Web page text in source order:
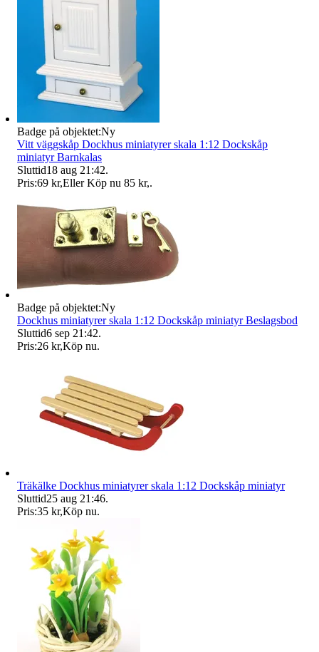
Badge på objektet:Ny
Vitt väggskåp Dockhus miniatyrer skala 1:12 Dockskåp
miniatyr Barnkalas
Sluttid18 aug 21:42.
Pris:69 kr,Eller Köp nu 85 kr,.
Badge på objektet:Ny
Dockhus miniatyrer skala 1:12 Dockskåp miniatyr Beslagsbod
Sluttid6 sep 21:42.
Pris:26 kr,Köp nu.
Träkälke Dockhus miniatyrer skala 1:12 Dockskåp miniatyr
Sluttid25 aug 21:46.
Pris:35 kr,Köp nu.